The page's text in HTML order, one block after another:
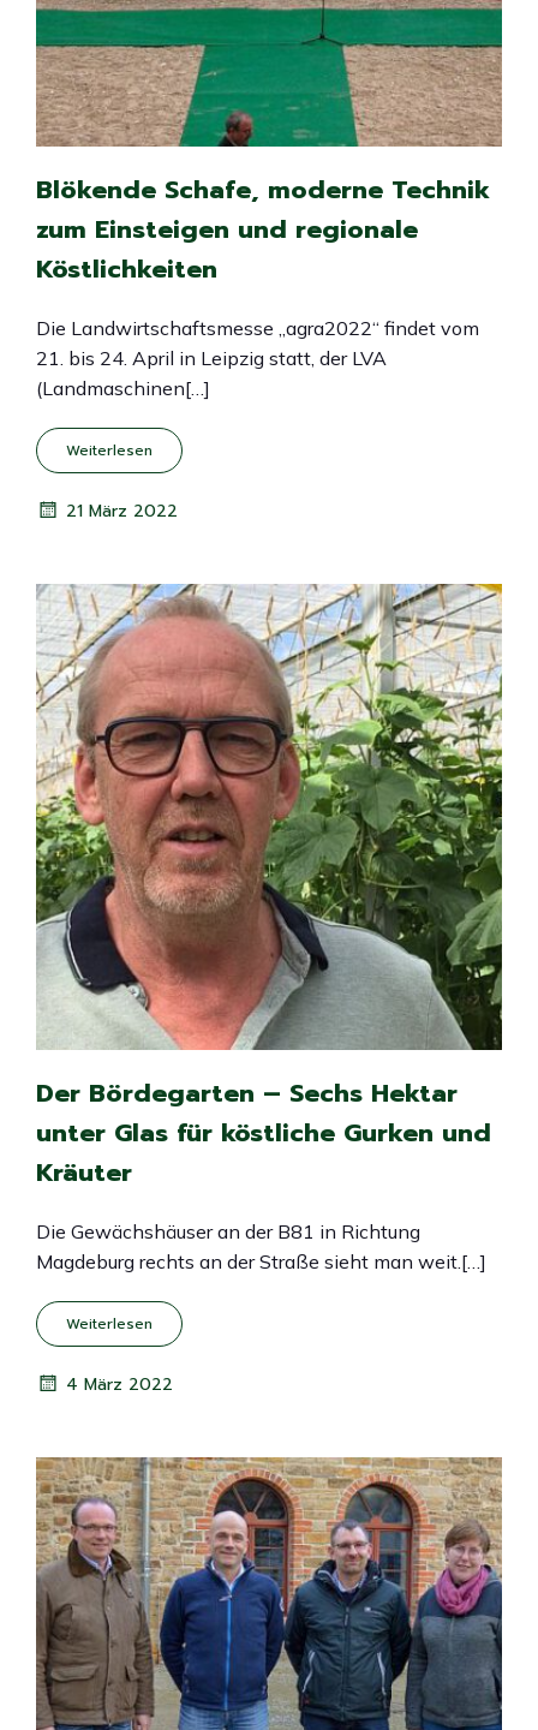
Blökende Schafe, moderne Technik
zum Einsteigen und regionale
Köstlichkeiten
Die Landwirtschaftsmesse „agra2022“ findet vom
21. bis 24. April in Leipzig statt, der LVA
(Landmaschinen[…]
Weiterlesen
21 März 2022
Der Bördegarten – Sechs Hektar
unter Glas für köstliche Gurken und
Kräuter
Die Gewächshäuser an der B81 in Richtung
Magdeburg rechts an der Straße sieht man weit.[…]
Weiterlesen
4 März 2022